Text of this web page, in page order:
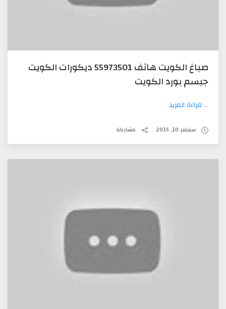
صباغ الكويت هاتف 55973501 ديكورات الكويت
جبسم بورد الكويت
... قراءة المزيد
سبتمبر 10, 2015 مشاركة